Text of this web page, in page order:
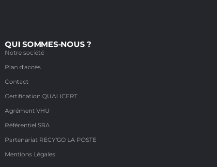
QUI SOMMES-NOUS ?
Notre société
Plan d'accès
Contact
Certification QUALICERT
Agrément VHU
Référentiel SRA
Partenariat RECY'GO LA POSTE
Mentions Légales